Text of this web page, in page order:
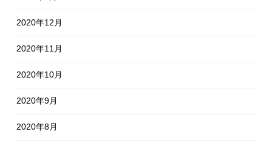
2020年12月
2020年11月
2020年10月
2020年9月
2020年8月